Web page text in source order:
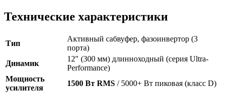
Технические характеристики
Тип
Активный сабвуфер, фазоинвертор (3
порта)
Динамик
12″ (300 мм) длинноходный (серия Ultra-
Performance)
Мощность
усилителя
1500 Вт RMS / 5000+ Вт пиковая (класс D)